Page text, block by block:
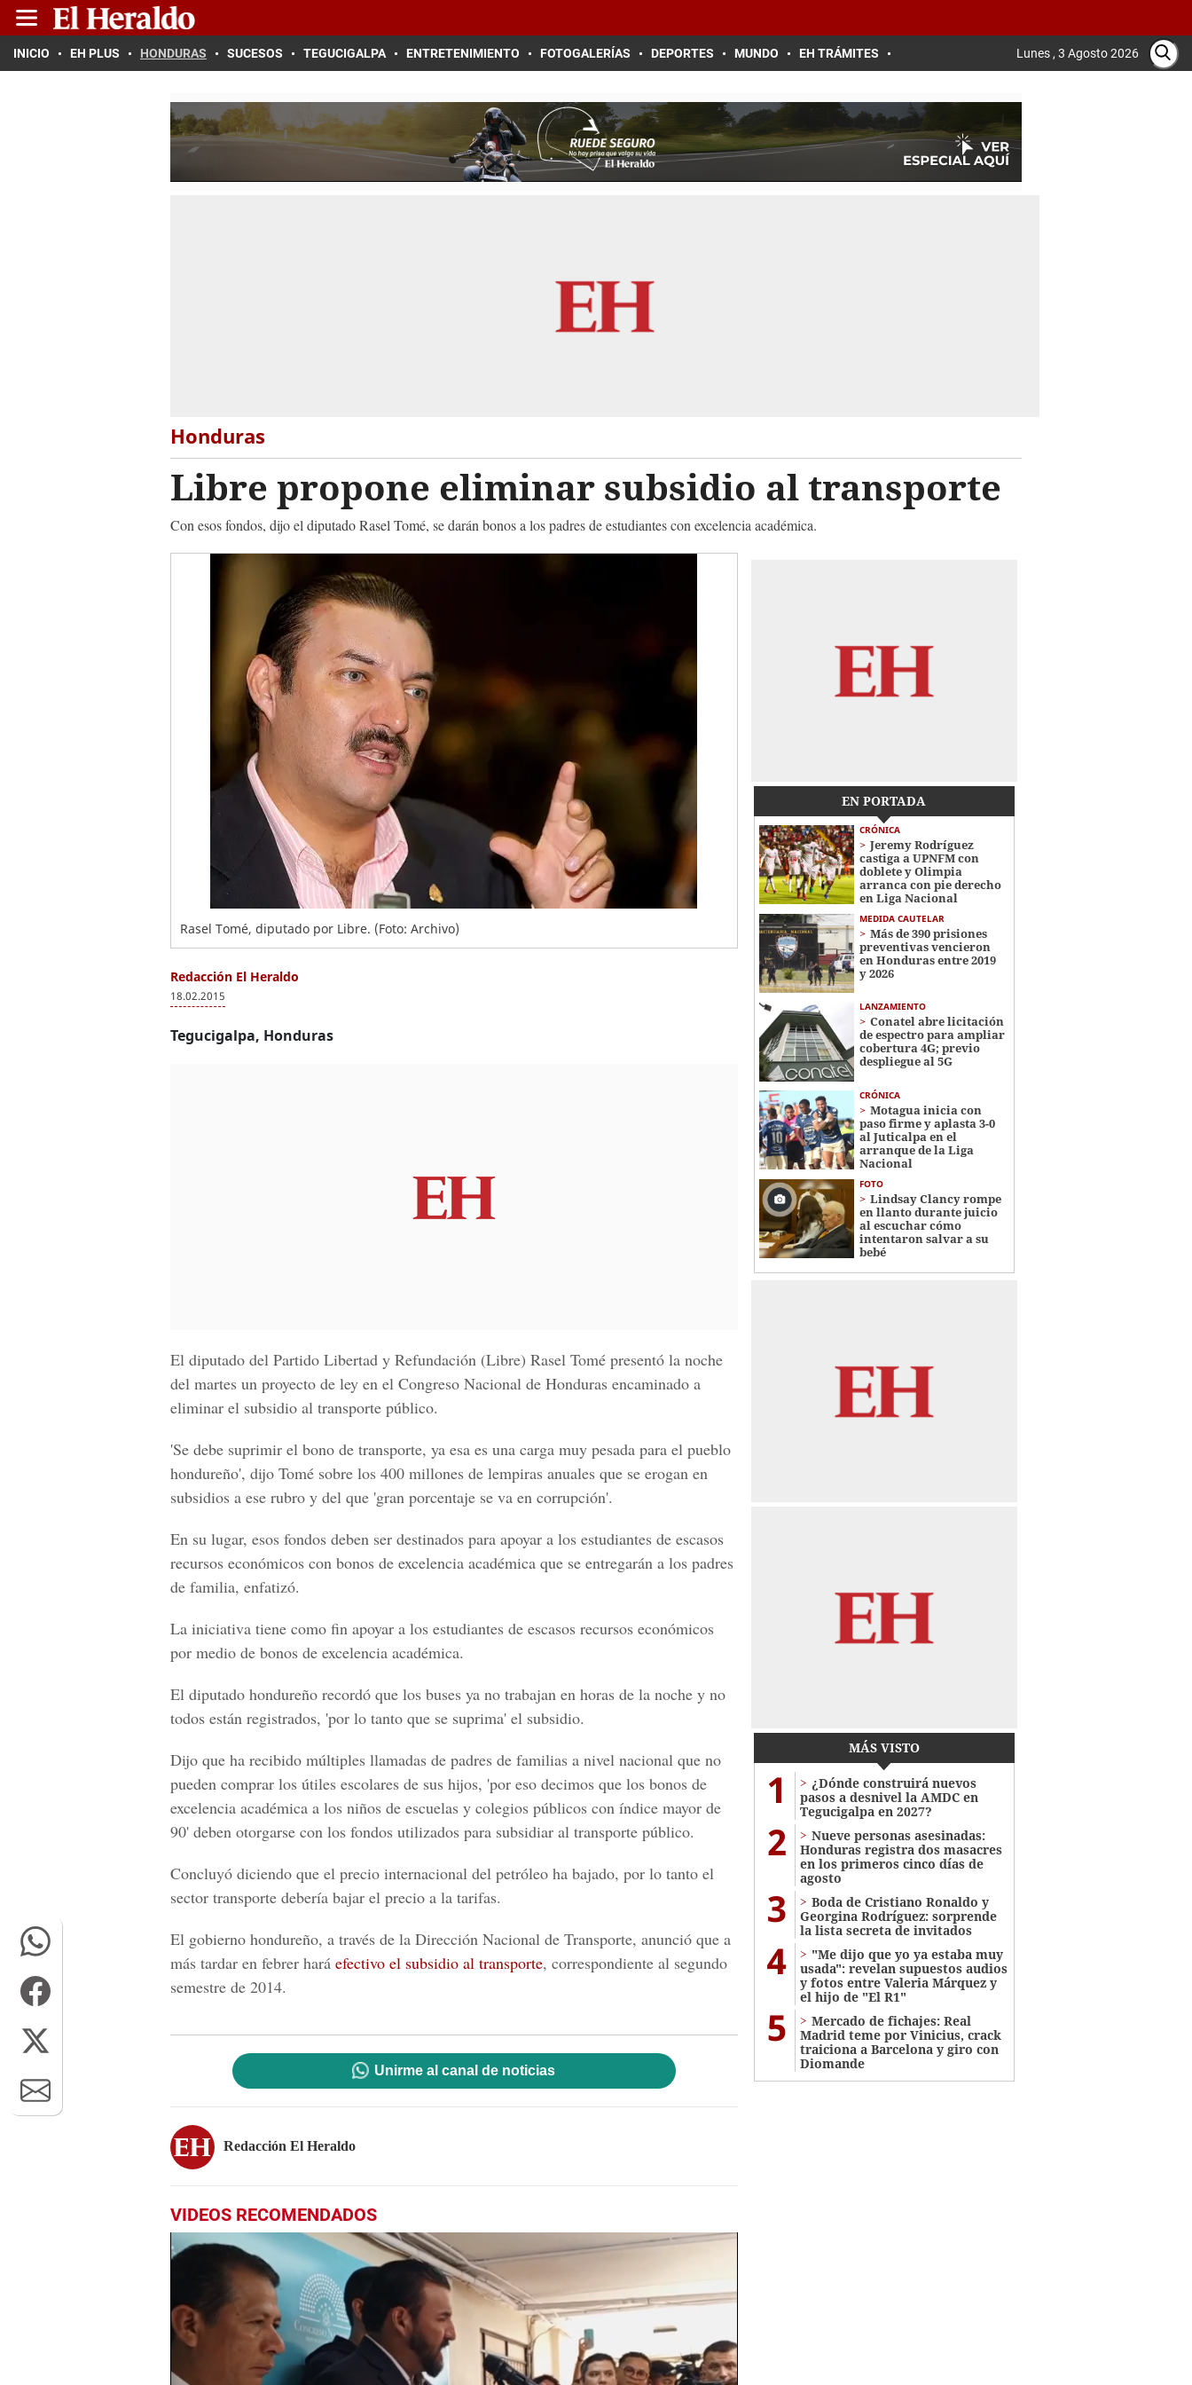
INICIO EH PLUS HONDURAS SUCESOS TEGUCIGALPA ENTRETENIMIENTO FOTOGALERÍAS DEPORTES MUNDO EH TRÁMITES Lunes , 3 Agosto 2026
Honduras
Libre propone eliminar subsidio al transporte
Con esos fondos, dijo el diputado Rasel Tomé, se darán bonos a los padres de estudiantes con excelencia académica.
Rasel Tomé, diputado por Libre. (Foto: Archivo)
Redacción El Heraldo
18.02.2015
Tegucigalpa, Honduras
El diputado del Partido Libertad y Refundación (Libre) Rasel Tomé presentó la noche
del martes un proyecto de ley en el Congreso Nacional de Honduras encaminado a
eliminar el subsidio al transporte público.
'Se debe suprimir el bono de transporte, ya esa es una carga muy pesada para el pueblo
hondureño', dijo Tomé sobre los 400 millones de lempiras anuales que se erogan en
subsidios a ese rubro y del que 'gran porcentaje se va en corrupción'.
En su lugar, esos fondos deben ser destinados para apoyar a los estudiantes de escasos
recursos económicos con bonos de excelencia académica que se entregarán a los padres
de familia, enfatizó.
La iniciativa tiene como fin apoyar a los estudiantes de escasos recursos económicos
por medio de bonos de excelencia académica.
El diputado hondureño recordó que los buses ya no trabajan en horas de la noche y no
todos están registrados, 'por lo tanto que se suprima' el subsidio.
Dijo que ha recibido múltiples llamadas de padres de familias a nivel nacional que no
pueden comprar los útiles escolares de sus hijos, 'por eso decimos que los bonos de
excelencia académica a los niños de escuelas y colegios públicos con índice mayor de
90' deben otorgarse con los fondos utilizados para subsidiar al transporte público.
Concluyó diciendo que el precio internacional del petróleo ha bajado, por lo tanto el
sector transporte debería bajar el precio a la tarifas.
El gobierno hondureño, a través de la Dirección Nacional de Transporte, anunció que a
más tardar en febrer hará efectivo el subsidio al transporte, correspondiente al segundo
semestre de 2014.
Unirme al canal de noticias
Redacción El Heraldo
VIDEOS RECOMENDADOS
EN PORTADA
CRÓNICA
Jeremy Rodríguez
castiga a UPNFM con
doblete y Olimpia
arranca con pie derecho
en Liga Nacional
MEDIDA CAUTELAR
Más de 390 prisiones
preventivas vencieron
en Honduras entre 2019
y 2026
LANZAMIENTO
Conatel abre licitación
de espectro para ampliar
cobertura 4G; previo
despliegue al 5G
CRÓNICA
Motagua inicia con
paso firme y aplasta 3-0
al Juticalpa en el
arranque de la Liga
Nacional
FOTO
Lindsay Clancy rompe
en llanto durante juicio
al escuchar cómo
intentaron salvar a su
bebé
MÁS VISTO
1
¿Dónde construirá nuevos
pasos a desnivel la AMDC en
Tegucigalpa en 2027?
2
Nueve personas asesinadas:
Honduras registra dos masacres
en los primeros cinco días de
agosto
3
Boda de Cristiano Ronaldo y
Georgina Rodríguez: sorprende
la lista secreta de invitados
4
"Me dijo que yo ya estaba muy
usada": revelan supuestos audios
y fotos entre Valeria Márquez y
el hijo de "El R1"
5
Mercado de fichajes: Real
Madrid teme por Vinicius, crack
traiciona a Barcelona y giro con
Diomande